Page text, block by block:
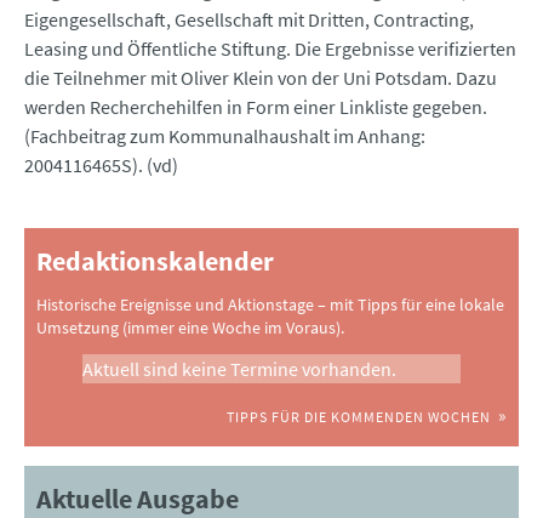
Eigengesellschaft, Gesellschaft mit Dritten, Contracting,
Leasing und Öffentliche Stiftung. Die Ergebnisse verifizierten
die Teilnehmer mit Oliver Klein von der Uni Potsdam. Dazu
werden Recherchehilfen in Form einer Linkliste gegeben.
(Fachbeitrag zum Kommunalhaushalt im Anhang:
2004116465S). (vd)
Redaktionskalender
Historische Ereignisse und Aktionstage – mit Tipps für eine lokale
Umsetzung (immer eine Woche im Voraus).
Aktuell sind keine Termine vorhanden.
TIPPS FÜR DIE KOMMENDEN WOCHEN
Aktuelle Ausgabe